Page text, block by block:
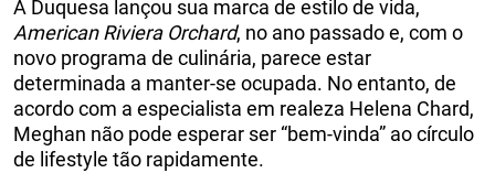
A Duquesa lançou sua marca de estilo de vida,
American Riviera Orchard, no ano passado e, com o
novo programa de culinária, parece estar
determinada a manter-se ocupada. No entanto, de
acordo com a especialista em realeza Helena Chard,
Meghan não pode esperar ser “bem-vinda” ao círculo
de lifestyle tão rapidamente.